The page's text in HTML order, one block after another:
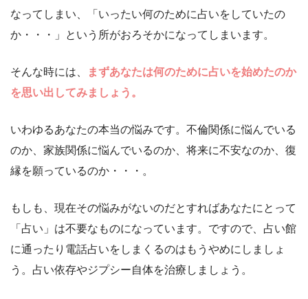
なってしまい、「いったい何のために占いをしていたの
か・・・」という所がおろそかになってしまいます。
そんな時には、
まずあなたは何のために占いを始めたのか
を思い出してみましょう。
いわゆるあなたの本当の悩みです。不倫関係に悩んでいる
のか、家族関係に悩んでいるのか、将来に不安なのか、復
縁を願っているのか・・・。
もしも、現在その悩みがないのだとすればあなたにとって
「占い」は不要なものになっています。ですので、占い館
に通ったり電話占いをしまくるのはもうやめにしましょ
う。占い依存やジプシー自体を治療しましょう。